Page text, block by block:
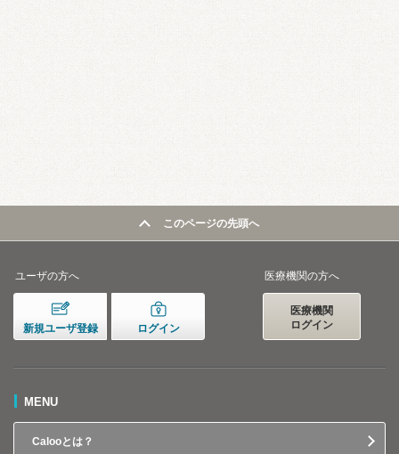
このページの先頭へ
ユーザの方へ
新規ユーザ登録 ログイン
医療機関の方へ
医療機関
ログイン
MENU
Calooとは？